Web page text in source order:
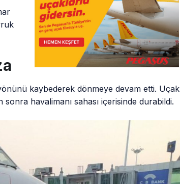
kaybederek dönmeye devam etti. Uçak
havalimanı sahası içerisinde durabildi.